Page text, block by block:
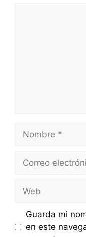
electrónico
Guarda mi
en este